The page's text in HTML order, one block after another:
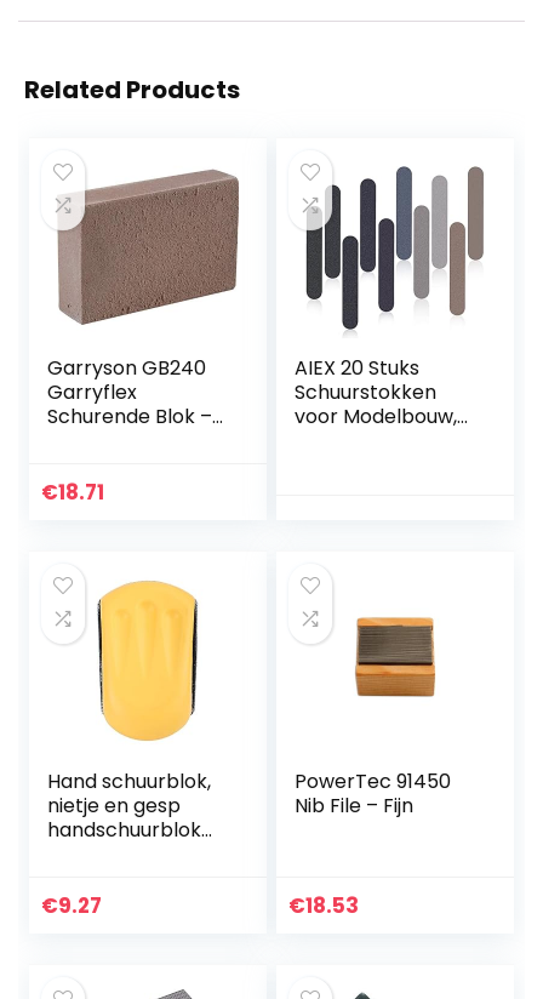
Related Products
Garryson GB240
Garryflex
Schurende Blok –
€18.71
AIEX 20 Stuks
Schuurstokken
voor Modelbouw,
Houtbewerking
Sieraden Maken
Ambachten (10
Verschillende
Korrels)
Hand schuurblok,
nietje en gesp
handschuurblok
5″125mm / 6″
€9.27
PowerTec 91450
Nib File – Fijn
€18.53